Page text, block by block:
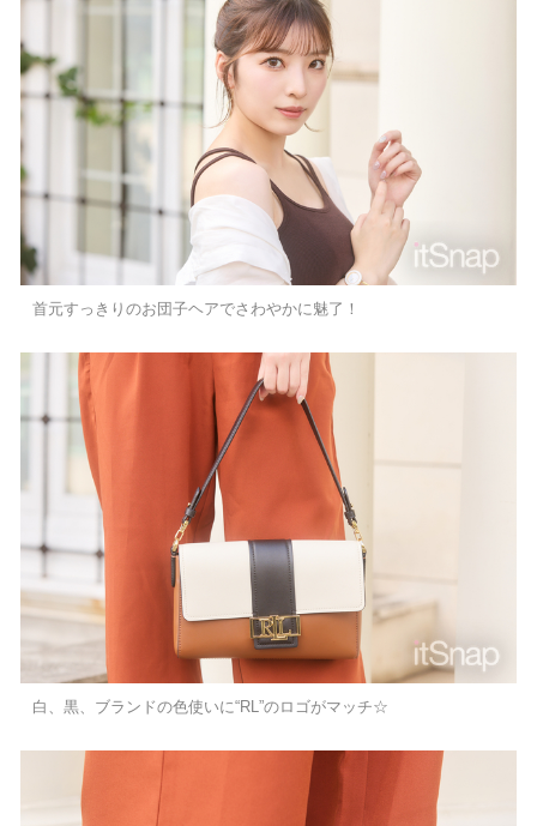
首元すっきりのお団子ヘアでさわやかに魅了！
白、黒、ブランドの色使いに“RL”のロゴがマッチ☆